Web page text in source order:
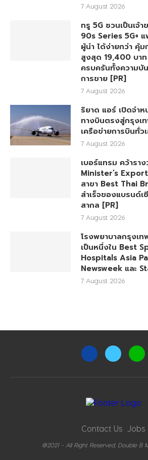
7 August 2026
ทรู 5G ชวนเป็นเจ้า
90s Series 5G+
ผู้นำ ได้ง่ายกว่า คุ้
สูงสุด 19,400 บา
ครบครันทั้งความบั
การขาย [PR]
7 August 2026
ริยาด แอร์ เปิดจำ
ทางบินตรงสู่กรุงเ
เครือข่ายการบินทั่ว
7 August 2026
เบอร์แทรม คว้ารา
Minister’s
สาขา Best Thai
สำเร็จของแบรนด์เ
สากล [PR]
7 August 2026
โรงพยาบาลกรุงเ
เป็นหนึ่งใน Best
Hospitals Asia
Newsweek และ
7 August 2026
Contact Us Jobs
@2021 - All Right Reserved. Double B